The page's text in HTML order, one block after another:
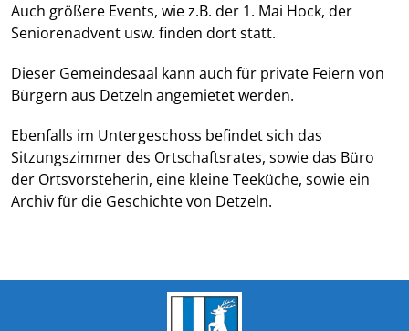
Auch größere Events, wie z.B. der 1. Mai Hock, der
Seniorenadvent usw. finden dort statt.
Dieser Gemeindesaal kann auch für private Feiern von
Bürgern aus Detzeln angemietet werden.
Ebenfalls im Untergeschoss befindet sich das
Sitzungszimmer des Ortschaftsrates, sowie das Büro
der Ortsvorsteherin, eine kleine Teeküche, sowie ein
Archiv für die Geschichte von Detzeln.